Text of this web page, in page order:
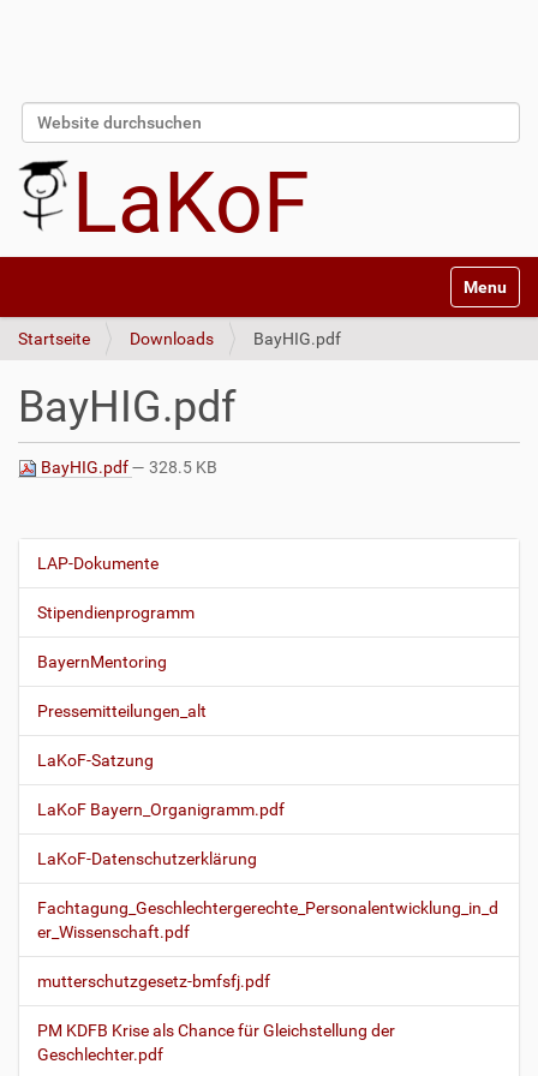
Website durchsuchen
LaKoF
Startseite Downloads BayHIG.pdf
BayHIG.pdf
BayHIG.pdf— 328.5 KB
N
i
g
a
t
i
o
n
LAP-Dokumente
Stipendienprogramm
BayernMentoring
Pressemitteilungen_alt
LaKoF-Satzung
LaKoF Bayern_Organigramm.pdf
LaKoF-Datenschutzerklärung
Fachtagung_Geschlechtergerechte_Personalentwicklung_in_d
er_Wissenschaft.pdf
mutterschutzgesetz-bmfsfj.pdf
PM KDFB Krise als Chance für Gleichstellung der
Geschlechter.pdf